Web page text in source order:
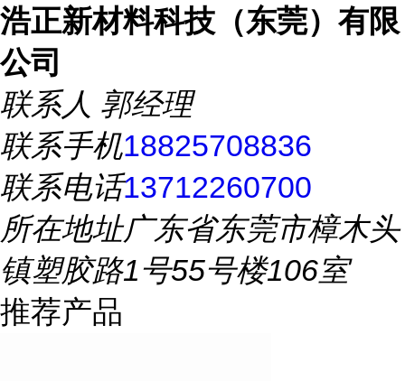
浩正新材料科技（东莞）有限
公司
联系人 郭经理
联系手机18825708836
联系电话13712260700
所在地址广东省东莞市樟木头
镇塑胶路1号55号楼106室
推荐产品